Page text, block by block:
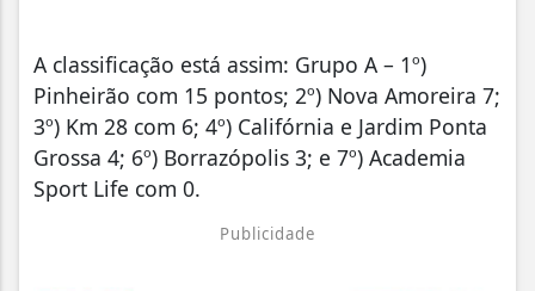
A classificação está assim: Grupo A – 1º)
Pinheirão com 15 pontos; 2º) Nova Amoreira 7;
3º) Km 28 com 6; 4º) Califórnia e Jardim Ponta
Grossa 4; 6º) Borrazópolis 3; e 7º) Academia
Sport Life com 0.
Publicidade